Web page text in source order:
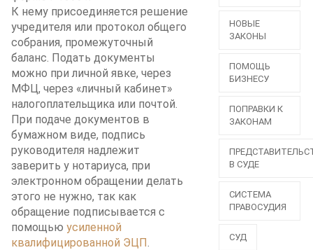
К нему присоединяется решение
учредителя или протокол общего
собрания, промежуточный
баланс. Подать документы
можно при личной явке, через
МФЦ, через «личный кабинет»
налогоплательщика или почтой.
При подаче документов в
бумажном виде, подпись
руководителя надлежит
заверить у нотариуса, при
электронном обращении делать
этого не нужно, так как
обращение подписывается с
помощью усиленной
квалифицированной ЭЦП
НОВЫЕ
ЗАКОНЫ
ПОМОЩЬ
БИЗНЕСУ
ПОПРАВКИ К
ЗАКОНАМ
В СУДЕ
СИСТЕМА
ПРАВОСУДИЯ
СУД